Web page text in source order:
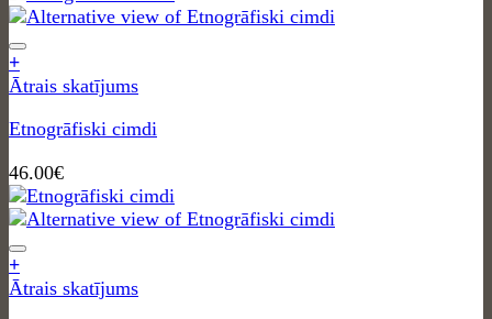
+
Ātrais skatījums
Etnogrāfiski cimdi
46.00€
+
Ātrais skatījums